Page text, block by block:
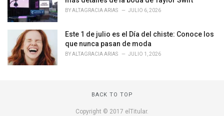
BYALTAGRACIA ARIAS JULIO 6, 2026
Este 1 de julio es el Día del chiste: Conoce los
que nunca pasan de moda
BYALTAGRACIA ARIAS JULIO 1, 2026
BACK TO TOP
Copyright © 2017 elTitular.